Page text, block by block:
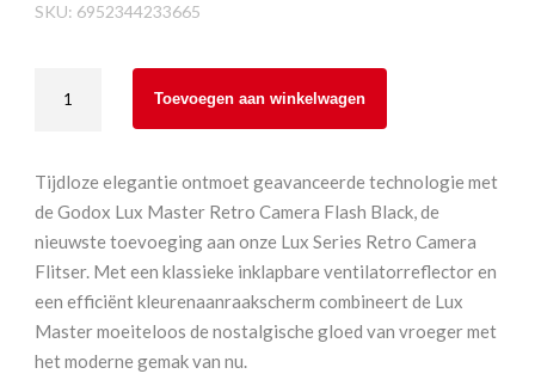
SKU: 6952344233665
retro
staafflitser
aantal
Toevoegen aan winkelwagen
Tijdloze elegantie ontmoet geavanceerde technologie met
de Godox Lux Master Retro Camera Flash Black, de
nieuwste toevoeging aan onze Lux Series Retro Camera
Flitser. Met een klassieke inklapbare ventilatorreflector en
een efficiënt kleurenaanraakscherm combineert de Lux
Master moeiteloos de nostalgische gloed van vroeger met
het moderne gemak van nu.